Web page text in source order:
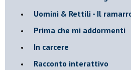
Uomini & Rettili - Il
Prima che mi addormenti
In carcere
Racconto interattivo